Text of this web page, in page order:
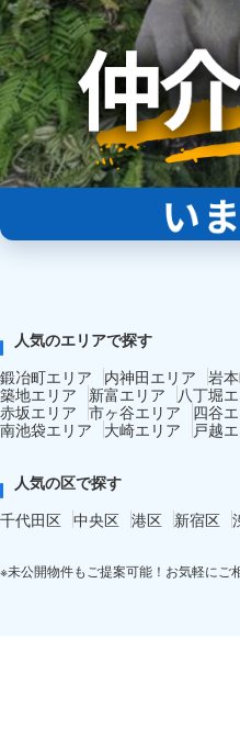
人気のエリアで探す
鍛冶町エリア
内神田エリア 岩
築地エリア
新富エリア 八丁堀
赤坂エリア 市ヶ谷エリア 四谷
南池袋エリア
大崎エリア 戸越
人気の区で探す
千代田区 中央区 港区 新宿区
※未公開物件もご提案可能！お気軽にご